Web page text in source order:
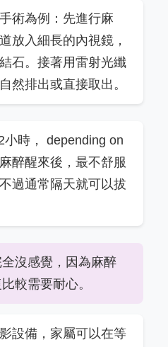
術為例：先進行麻
放入細長的內視鏡，
石。接著用雷射光纖
然排出或直接取出。
時， depending on
醉醒來後，最不舒服
過通常隔天就可以拔
沒感覺，因為麻醉
較需要耐心。
設備，家屬可以在等